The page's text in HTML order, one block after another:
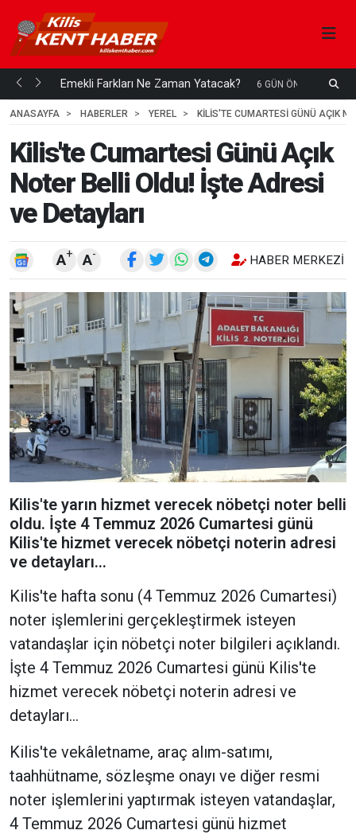
mi... Emekli Farkları Ne Zaman Yatacak? 6 GÜN ÖNCE
ANASAYFA
HABERLER YEREL KILIS'TE CUMARTESI GÜNÜ AÇIK
Kilis'te Cumartesi Günü Açık
Noter Belli Oldu! İşte Adresi
ve Detayları
A+ A- HABER MERKEZI
Kilis'te yarın hizmet verecek nöbetçi noter belli
oldu. İşte 4 Temmuz 2026 Cumartesi günü
Kilis'te hizmet verecek nöbetçi noterin adresi
ve detayları…
Kilis'te hafta sonu (4 Temmuz 2026 Cumartesi)
noter işlemlerini gerçekleştirmek isteyen
vatandaşlar için nöbetçi noter bilgileri açıklandı.
İşte 4 Temmuz 2026 Cumartesi günü Kilis'te
hizmet verecek nöbetçi noterin adresi ve
detayları…
Kilis'te vekâletname, araç alım-satımı,
taahhütname, sözleşme onayı ve diğer resmi
noter işlemlerini yaptırmak isteyen vatandaşlar,
4 Temmuz 2026 Cumartesi günü hizmet